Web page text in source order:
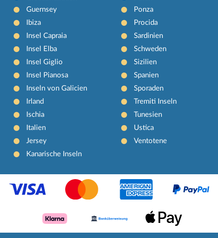
Guernsey
Ibiza
Insel Capraia
Insel Elba
Insel Giglio
Insel Pianosa
Inseln von Galicien
Irland
Ischia
Italien
Jersey
Kanarische Inseln
Ponza
Procida
Sardinien
Schweden
Sizilien
Spanien
Sporaden
Tremiti Inseln
Tunesien
Ustica
Ventotene